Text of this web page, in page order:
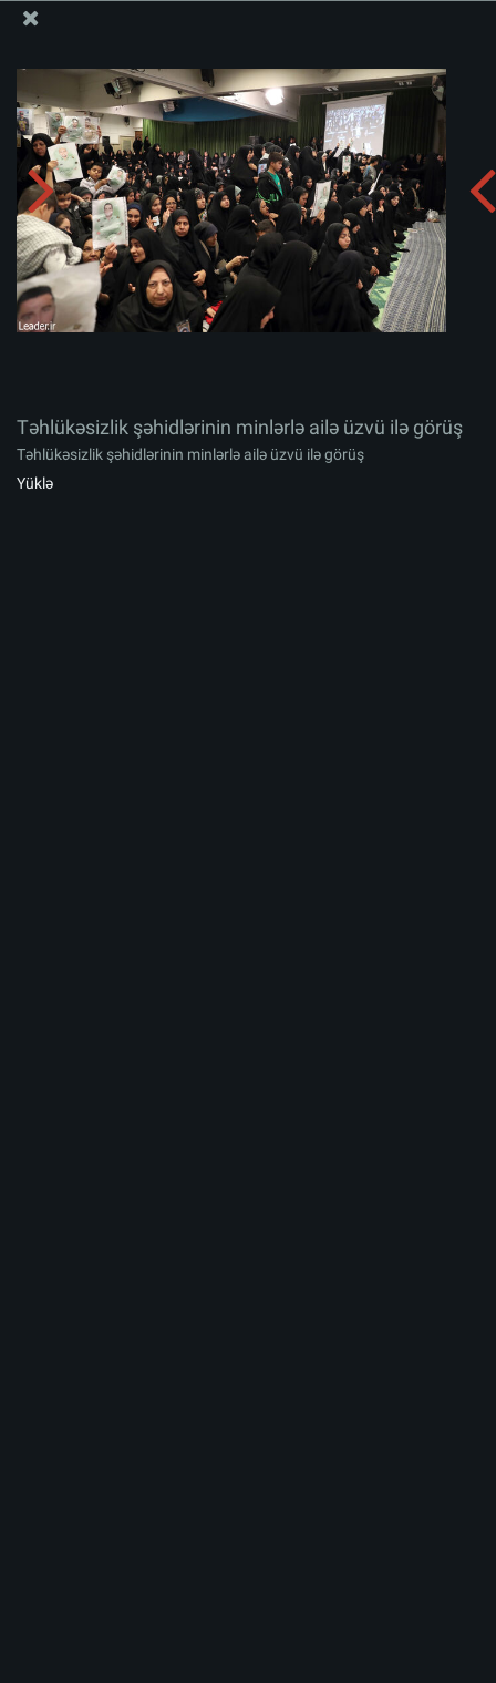
Təhlükəsizlik şəhidlərinin minlərlə ailə üzvü ilə görüş
Albomu yüklə: zip
Təhlükəsizlik şəhidlərinin minlərlə ailə üzvü ilə görüş
Təhlükəsizlik şəhidlərinin minlərlə ailə üzvü ilə görüş
Yüklə